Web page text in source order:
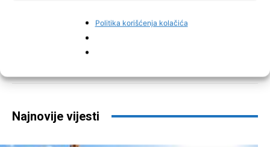
Politika korišćenja kolačića
Najnovije vijesti